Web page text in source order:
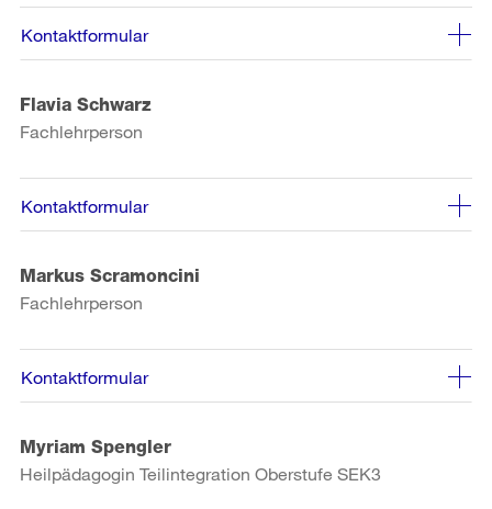
Kontaktformular
Flavia Schwarz
Fachlehrperson
Kontaktformular
Markus Scramoncini
Fachlehrperson
Kontaktformular
Myriam Spengler
Heilpädagogin Teilintegration Oberstufe SEK3